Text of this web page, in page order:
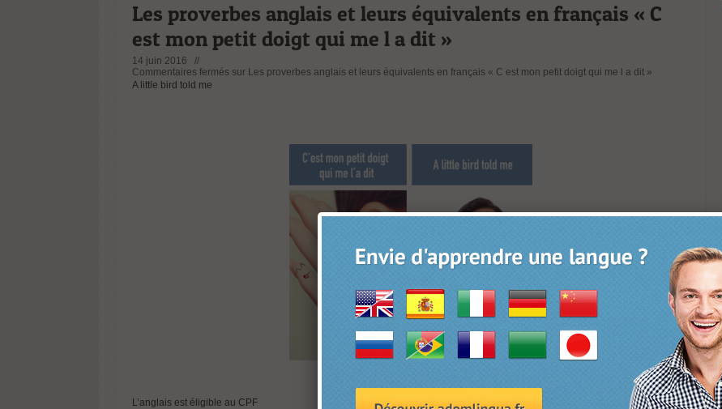
Les proverbes anglais et leurs équivalents en français « C
est mon petit doigt qui me l a dit »
14 juin 2016 //
Commentaires fermés sur Les proverbes anglais et leurs équivalents en français « C est mon petit doigt qui me l a dit »
A little bird told me
L’anglais est éligible au CPF